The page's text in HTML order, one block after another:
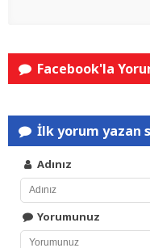
Facebook'la
İlk yorum yazan
Adınız
Yorumunuz